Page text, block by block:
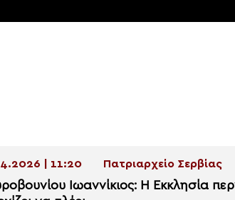
| 11:20 Πατριαρχείο Σερβίας
Ιωαννίκιος: Η Εκκλησία